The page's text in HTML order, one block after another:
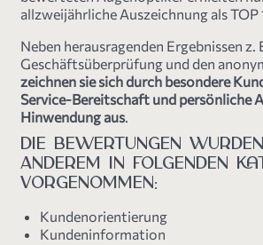
allzweijährliche Auszeichnung als TOP
Neben herausragenden Ergebnissen z.
Geschäftsüberprüfung und den
zeichnen sie sich durch besondere
Service-Bereitschaft und persönliche
Hinwendung aus.
DIE BEWERTUNGEN
ANDEREM IN FOLGENDEN
VORGENOMMEN:
Kundenorientierung
Kundeninformation